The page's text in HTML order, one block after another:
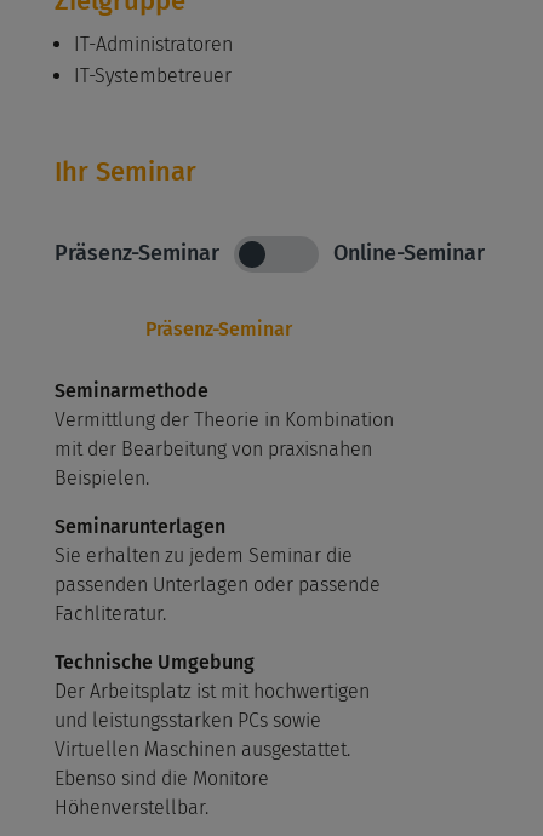
IT-Administratoren
IT-Systembetreuer
Ihr Seminar
Präsenz-Seminar Online-Seminar
Präsenz-Seminar
Seminarmethode
Vermittlung der Theorie in Kombination
mit der Bearbeitung von praxisnahen
Beispielen.
Seminarunterlagen
Sie erhalten zu jedem Seminar die
passenden Unterlagen oder passende
Fachliteratur.
Technische Umgebung
Der Arbeitsplatz ist mit hochwertigen
und leistungsstarken PCs sowie
Virtuellen Maschinen ausgestattet.
Ebenso sind die Monitore
Höhenverstellbar.